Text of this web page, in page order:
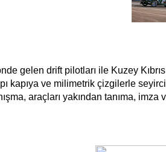
gelen drift pilotları ile Kuzey
kapıya ve milimetrik çizgilerle
araçları yakından tanıma,